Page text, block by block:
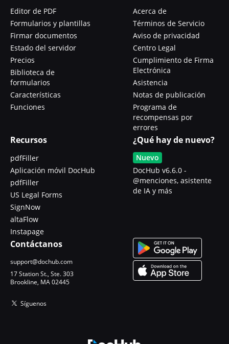
Editor de PDF
Formularios y plantillas
Firmar documentos
Estado del servidor
Precios
Biblioteca de
formularios
Características
Funciones
Acerca de
Términos de Servicio
Aviso de privacidad
Centro Legal
Cumplimiento de Firma
Electrónica
Asistencia
Notas de publicación
Programa de
recompensas por
errores
Recursos
pdfFiller
Aplicación móvil DocHub
pdfFiller
US Legal Forms
SignNow
altaFlow
Instapage
¿Qué hay de nuevo?
Nuevo
DocHub v6.6.0 -
@menciones, asistente
de IA y más
Contáctanos
support@dochub.com
17 Station St., Ste. 303
Brookline, MA 02445
Síguenos